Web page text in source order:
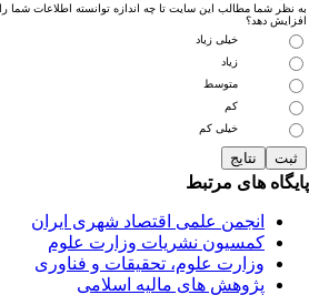
نظر شما مطالب این سایت تا چه اندازه توانسته اطلاعات شما را
دهد؟
خیلی زیاد
زیاد
متوسط
خیلی کم
های مرتبط
انجمن علمی اقتصاد شهری ایران
کمسیون نشریات وزارت علوم
وزارت علوم، تحقیقات و فناوری
پژوهش های مالیه اسلامی